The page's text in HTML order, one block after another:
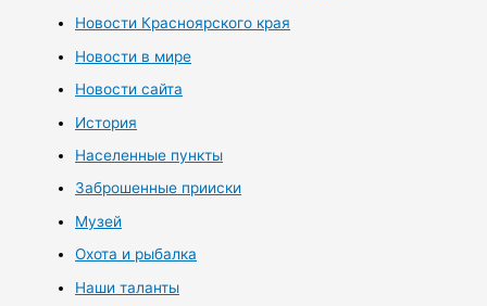
Новости Красноярского края
Новости в мире
Новости сайта
История
Населенные пункты
Заброшенные прииски
Музей
Охота и рыбалка
Наши таланты